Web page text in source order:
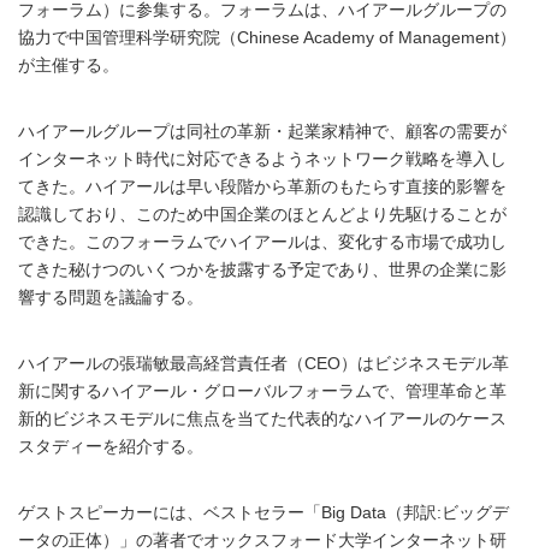
フォーラム）に参集する。フォーラムは、ハイアールグループの
協力で中国管理科学研究院（Chinese Academy of Management）
が主催する。
ハイアールグループは同社の革新・起業家精神で、顧客の需要が
インターネット時代に対応できるようネットワーク戦略を導入し
てきた。ハイアールは早い段階から革新のもたらす直接的影響を
認識しており、このため中国企業のほとんどより先駆けることが
できた。このフォーラムでハイアールは、変化する市場で成功し
てきた秘けつのいくつかを披露する予定であり、世界の企業に影
響する問題を議論する。
ハイアールの張瑞敏最高経営責任者（CEO）はビジネスモデル革
新に関するハイアール・グローバルフォーラムで、管理革命と革
新的ビジネスモデルに焦点を当てた代表的なハイアールのケース
スタディーを紹介する。
ゲストスピーカーには、ベストセラー「Big Data（邦訳:ビッグデ
ータの正体）」の著者でオックスフォード大学インターネット研